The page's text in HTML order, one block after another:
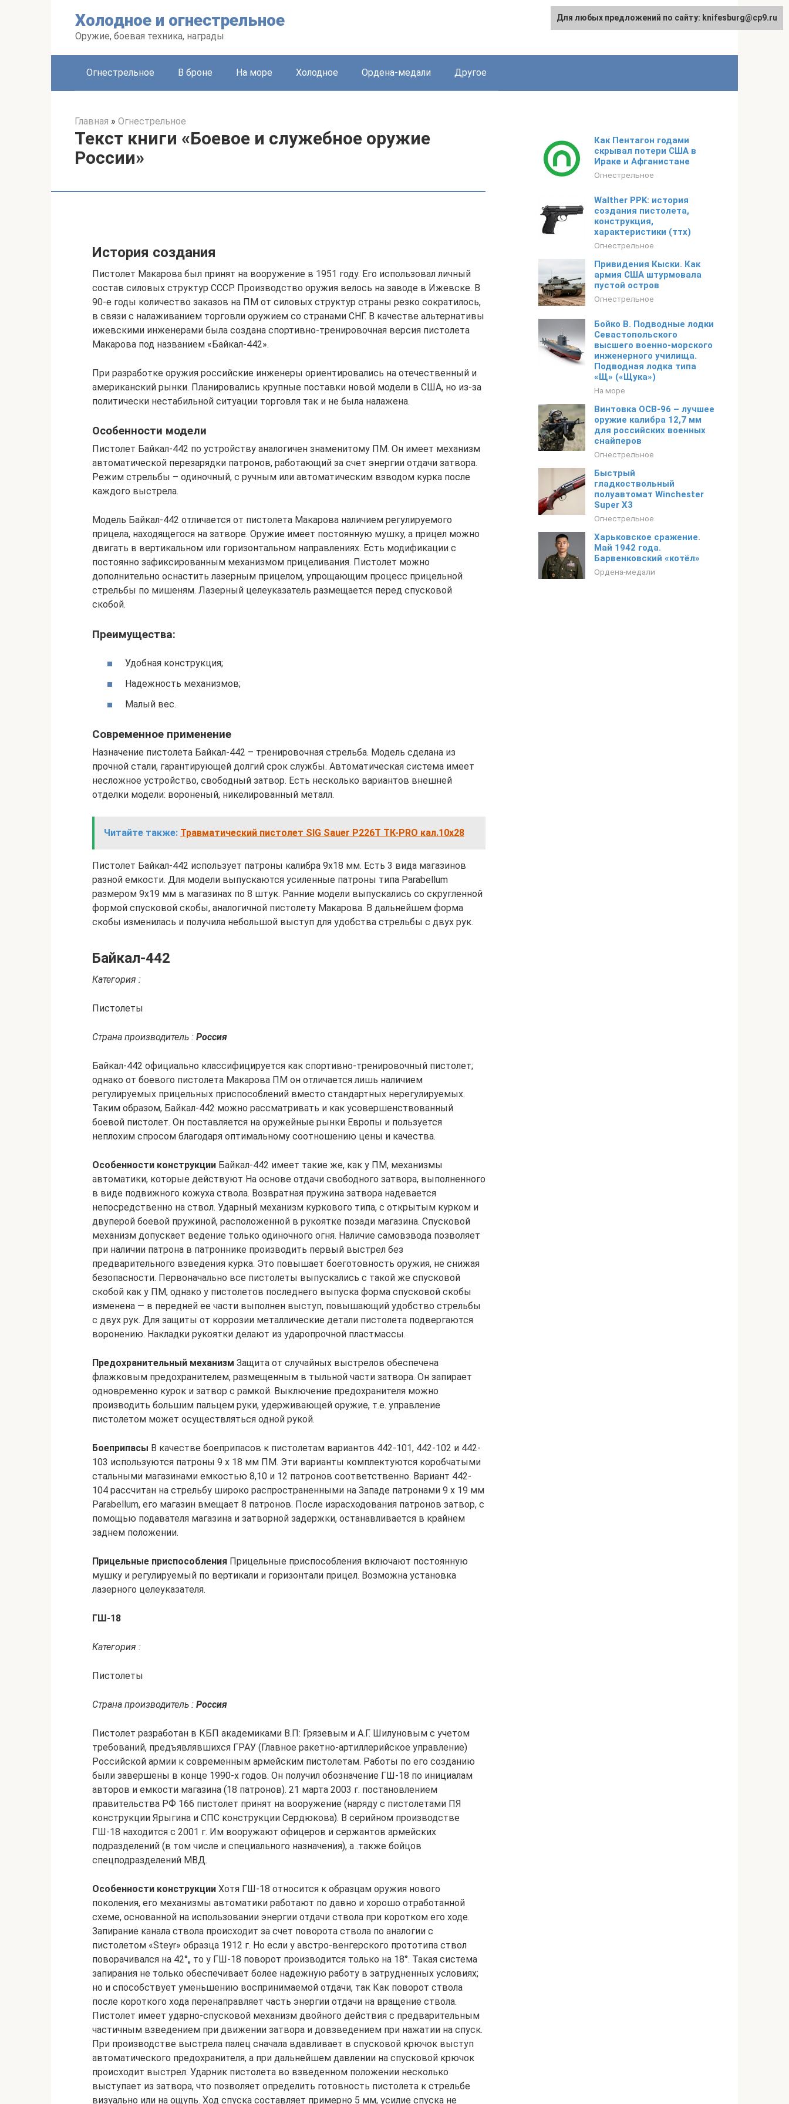
Холодное и огнестрельное
Оружие, боевая техника, награды
Огнестрельное В броне На море Холодное Ордена-медали Другое
Главная » Огнестрельное
Текст книги «Боевое и служебное оружие
России»
История создания
Пистолет Макарова был принят на вооружение в 1951 году. Его использовал личный
состав силовых структур СССР. Производство оружия велось на заводе в Ижевске. В
90-е годы количество заказов на ПМ от силовых структур страны резко сократилось,
в связи с налаживанием торговли оружием со странами СНГ. В качестве альтернативы
ижевскими инженерами была создана спортивно-тренировочная версия пистолета
Макарова под названием «Байкал-442».
При разработке оружия российские инженеры ориентировались на отечественный и
американский рынки. Планировались крупные поставки новой модели в США, но из-за
политически нестабильной ситуации торговля так и не была налажена.
Особенности модели
Пистолет Байкал-442 по устройству аналогичен знаменитому ПМ. Он имеет механизм
автоматической перезарядки патронов, работающий за счет энергии отдачи затвора.
Режим стрельбы – одиночный, с ручным или автоматическим взводом курка после
каждого выстрела.
Модель Байкал-442 отличается от пистолета Макарова наличием регулируемого
прицела, находящегося на затворе. Оружие имеет постоянную мушку, а прицел можно
двигать в вертикальном или горизонтальном направлениях. Есть модификации с
постоянно зафиксированным механизмом прицеливания. Пистолет можно
дополнительно оснастить лазерным прицелом, упрощающим процесс прицельной
стрельбы по мишеням. Лазерный целеуказатель размещается перед спусковой
скобой.
Преимущества:
Удобная конструкция;
Надежность механизмов;
Малый вес.
Современное применение
Назначение пистолета Байкал-442 – тренировочная стрельба. Модель сделана из
прочной стали, гарантирующей долгий срок службы. Автоматическая система имеет
несложное устройство, свободный затвор. Есть несколько вариантов внешней
отделки модели: вороненый, никелированный металл.
Читайте также: Травматический пистолет SIG Sauer Р226Т ТК-PRO кал.10х28
Пистолет Байкал-442 использует патроны калибра 9х18 мм. Есть 3 вида магазинов
разной емкости. Для модели выпускаются усиленные патроны типа Parabellum
размером 9х19 мм в магазинах по 8 штук. Ранние модели выпускались со скругленной
формой спусковой скобы, аналогичной пистолету Макарова. В дальнейшем форма
скобы изменилась и получила небольшой выступ для удобства стрельбы с двух рук.
Байкал-442
Категория :
Пистолеты
Страна производитель : Россия
Байкал-442 официально классифицируется как спортивно-тренировочный пистолет;
однако от боевого пистолета Макарова ПМ он отличается лишь наличием
регулируемых прицельных приспособлений вместо стандартных нерегулируемых.
Таким образом, Байкал-442 можно рассматривать и как усовершенствованный
боевой пистолет. Он поставляется на оружейные рынки Европы и пользуется
неплохим спросом благодаря оптимальному соотношению цены и качества.
Особенности конструкции Байкал-442 имеет такие же, как у ПМ, механизмы
автоматики, которые действуют На основе отдачи свободного затвора, выполненного
в виде подвижного кожуха ствола. Возвратная пружина затвора надевается
непосредственно на ствол. Ударный механизм куркового типа, с открытым курком и
двуперой боевой пружиной, расположенной в рукоятке позади магазина. Спусковой
механизм допускает ведение только одиночного огня. Наличие самовзвода позволяет
при наличии патрона в патроннике производить первый выстрел без
предварительного взведения курка. Это повышает боеготовность оружия, не снижая
безопасности. Первоначально все пистолеты выпускались с такой же спусковой
скобой как у ПМ, однако у пистолетов последнего выпуска форма спусковой скобы
изменена — в передней ее части выполнен выступ, повышающий удобство стрельбы
с двух рук. Для защиты от коррозии металлические детали пистолета подвергаются
воронению. Накладки рукоятки делают из ударопрочной пластмассы.
Предохранительный механизм Защита от случайных выстрелов обеспечена
флажковым предохранителем, размещенным в тыльной части затвора. Он запирает
одновременно курок и затвор с рамкой. Выключение предохранителя можно
производить большим пальцем руки, удерживающей оружие, т.е. управление
пистолетом может осуществляться одной рукой.
Боеприпасы В качестве боеприпасов к пистолетам вариантов 442-101, 442-102 и 442-
103 используются патроны 9 х 18 мм ПМ. Эти варианты комплектуются коробчатыми
стальными магазинами емкостью 8,10 и 12 патронов соответственно. Вариант 442-
104 рассчитан на стрельбу широко распространенными на Западе патронами 9 х 19 мм
Parabellum, его магазин вмещает 8 патронов. После израсходования патронов затвор, с
помощью подавателя магазина и затворной задержки, останавливается в крайнем
заднем положении.
Прицельные приспособления Прицельные приспособления включают постоянную
мушку и регулируемый по вертикали и горизонтали прицел. Возможна установка
лазерного целеуказателя.
ГШ-18
Категория :
Пистолеты
Страна производитель : Россия
Пистолет разработан в КБП академиками В.П: Грязевым и А.Г. Шилуновым с учетом
требований, предъявлявшихся ГРАУ (Главное ракетно-артиллерийское управление)
Российской армии к современным армейским пистолетам. Работы по его созданию
были завершены в конце 1990-х годов. Он получил обозначение ГШ-18 по инициалам
авторов и емкости магазина (18 патронов). 21 марта 2003 г. постановлением
правительства РФ 166 пистолет принят на вооружение (наряду с пистолетами ПЯ
конструкции Ярыгина и СПС конструкции Сердюкова). В серийном производстве
ГШ-18 находится с 2001 г. Им вооружают офицеров и сержантов армейских
подразделений (в том числе и специального назначения), а .также бойцов
спецподразделений МВД.
Особенности конструкции Хотя ГШ-18 относится к образцам оружия нового
поколения, его механизмы автоматики работают по давно и хорошо отработанной
схеме, основанной на использовании энергии отдачи ствола при коротком его ходе.
Запирание канала ствола происходит за счет поворота ствола по аналогии с
пистолетом «Steyr» образца 1912 г. Но если у австро-венгерского прототипа ствол
поворачивался на 42°„ то у ГШ-18 поворот производится только на 18°. Такая система
запирания не только обеспечивает более надежную работу в затрудненных условиях;
но и способствует уменьшению воспринимаемой отдачи, так Как поворот ствола
после короткого хода перенаправляет часть энергии отдачи на вращение ствола.
Пистолет имеет ударно-спусковой механизм двойного действия с предварительным
частичным взведением при движении затвора и довзведением при нажатии на спуск.
При производстве выстрела палец сначала вдавливает в спусковой крючок выступ
автоматического предохранителя, а при дальнейшем давлении на спусковой крючок
происходит выстрел. Ударник пистолета во взведенном положении несколько
выступает из затвора, что позволяет определить готовность пистолета к стрельбе
визуально или на ощупь. Ход спуска составляет примерно 5 мм, усилие спуска не
Как Пентагон годами
скрывал потери США в
Ираке и Афганистане
Огнестрельное
Walther PPK: история
создания пистолета,
конструкция,
характеристики (ттх)
Огнестрельное
Привидения Кыски. Как
армия США штурмовала
пустой остров
Огнестрельное
Бойко В. Подводные лодки
Севастопольского
высшего военно-морского
инженерного училища.
Подводная лодка типа
«Щ» («Щука»)
На море
Винтовка ОСВ-96 – лучшее
оружие калибра 12,7 мм
для российских военных
снайперов
Огнестрельное
Быстрый
гладкоствольный
полуавтомат Winchester
Super X3
Огнестрельное
Харьковское сражение.
Май 1942 года.
Барвенковский «котёл»
Ордена-медали
Для любых предложений по сайту: knifesburg@cp9.ru